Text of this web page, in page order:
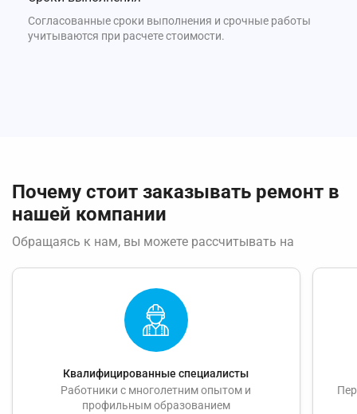
Согласованные сроки выполнения и срочные работы
учитываются при расчете стоимости.
Почему стоит заказывать ремонт в
нашей компании
Обращаясь к нам, вы можете рассчитывать на
Квалифицированные специалисты
Работники с многолетним опытом и
профильным образованием